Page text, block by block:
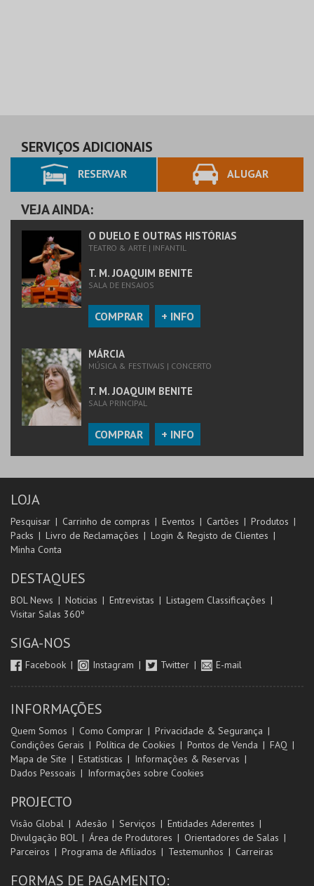
SERVIÇOS ADICIONAIS
RESERVAR ALUGAR
VEJA AINDA:
O DUELO E OUTRAS HISTÓRIAS
TEATRO & ARTE | INFANTIL
T. M. JOAQUIM BENITE
SALA DE ENSAIOS
COMPRAR + INFO
MÁRCIA
MÚSICA & FESTIVAIS | CONCERTO
T. M. JOAQUIM BENITE
SALA PRINCIPAL
COMPRAR + INFO
LOJA
Pesquisar Carrinho de compras Eventos Cartões
Produtos
Packs
Livro de Reclamações
Login & Registo de Clientes
Minha Conta
DESTAQUES
BOL News Noticias Entrevistas
Listagem Classificações
Visitar Salas 360º
SIGA-NOS
Facebook Instagram Twitter E-mail
INFORMAÇÕES
Quem Somos Como Comprar
Privacidade & Segurança
Condições Gerais
Política de Cookies Pontos de Venda
FAQ
Mapa de Site
Estatísticas
Informações & Reservas
Dados Pessoais
Informações sobre Cookies
PROJECTO
Visão Global Adesão Serviços
Entidades Aderentes
Divulgação BOL
Área de Produtores
Orientadores de Salas
Parceiros
Programa de Afiliados Testemunhos Carreiras
FORMAS DE PAGAMENTO: